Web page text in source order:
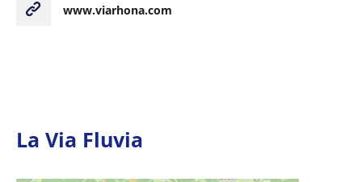
www.viarhona.com
La Via Fluvia